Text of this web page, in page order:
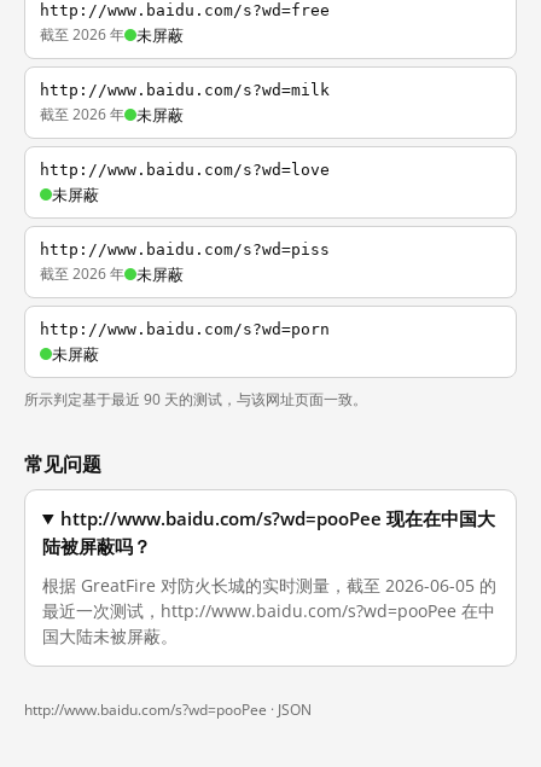
http://www.baidu.com/s?wd=free
截至 2026 年 未屏蔽
http://www.baidu.com/s?wd=milk
截至 2026 年 未屏蔽
http://www.baidu.com/s?wd=love
未屏蔽
http://www.baidu.com/s?wd=piss
截至 2026 年 未屏蔽
http://www.baidu.com/s?wd=porn
未屏蔽
所示判定基于最近 90 天的测试，与该网址页面一致。
常见问题
http://www.baidu.com/s?wd=pooPee 现在在中国大
陆被屏蔽吗？
根据 GreatFire 对防火长城的实时测量，截至 2026-06-05 的
最近一次测试，http://www.baidu.com/s?wd=pooPee 在中
国大陆未被屏蔽。
http://www.baidu.com/s?wd=pooPee · JSON